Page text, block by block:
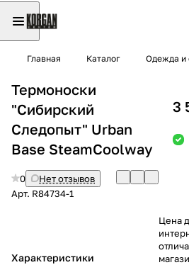
Главная Каталог Одежда и
Термоноски
"Сибирский
Следопыт" Urban
Base SteamCoolway
0
Нет отзывов
Арт. R84734-1
Характеристики
3
Цена